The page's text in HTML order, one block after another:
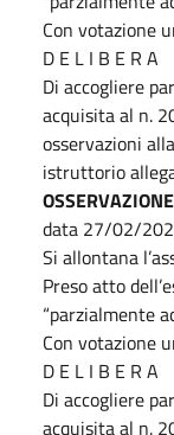
Con votazione
D E L I B E R A
Di accogliere
acquisita al n.
osservazioni
istruttorio
data 27/02/
Si allontana
Preso atto
“parzialmente
Con votazione
D E L I B E R A
Di accogliere
acquisita al n.